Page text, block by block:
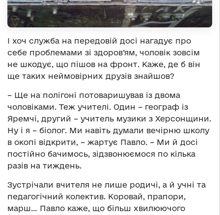
І хоч служба на передовій досі нагадує про
себе проблемами зі здоров’ям, чоловік зовсім
не шкодує, що пішов на фронт. Каже, де б він
ще таких неймовірних друзів знайшов?
– Ще на полігоні потоваришував із двома
чоловіками. Теж учителі. Один – географ із
Яремчі, другий – учитель музики з Херсонщини.
Ну і я – біолог. Ми навіть думали вечірню школу
в окопі відкрити, – жартує Павло. – Ми й досі
постійно бачимось, зідзвонюємося по кілька
разів на тиждень.
Зустрічали вчителя не лише родичі, а й учні та
педагогічний колектив. Коровай, прапори,
марш… Павло каже, що більш хвилюючого